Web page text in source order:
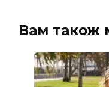
Вам також